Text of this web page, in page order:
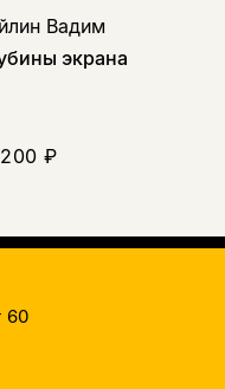
Вадим
экрана
₽
60